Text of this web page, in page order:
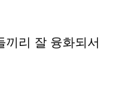
끼리 잘 융화되서